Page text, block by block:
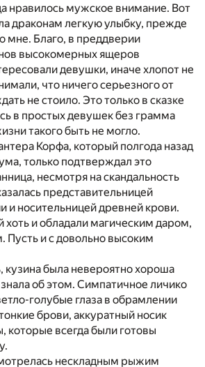
нравилось мужское внимание. Вот
драконам легкую улыбку, прежде
мне. Благо, в преддверии
высокомерных ящеров
девушки, иначе хлопот не
что ничего серьезного от
не стоило. Это только в сказке
в простых девушек без грамма
такого быть не могло.
Корфа, который полгода назад
только подтверждал это
несмотря на скандальность
представительницей
и носительницей древней крови.
и обладали магическим даром,
и с довольно высоким
кузина была невероятно хороша
об этом. Симпатичное личико
голубые глаза в обрамлении
брови, аккуратный носик
которые всегда были готовы
нескладным рыжим